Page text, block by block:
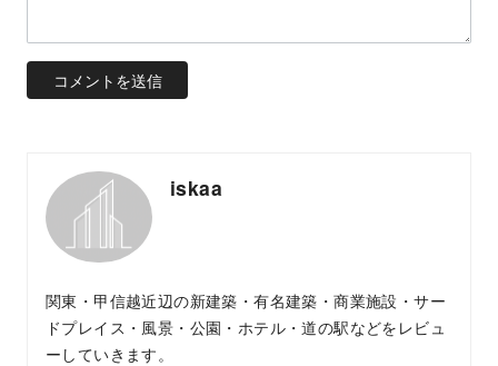
iskaa
関東・甲信越近辺の新建築・有名建築・商業施設・サー
ドプレイス・風景・公園・ホテル・道の駅などをレビュ
ーしていきます。